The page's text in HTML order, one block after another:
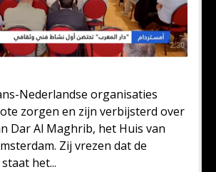
Nederlandse organisaties
zorgen en zijn verbijsterd over
Dar Al Maghrib, het Huis van
Zij vrezen dat de
het...